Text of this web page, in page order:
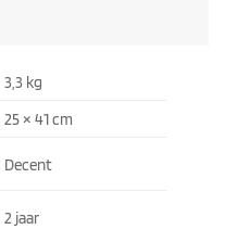
3,3 kg
25 × 41 cm
Decent
2 jaar